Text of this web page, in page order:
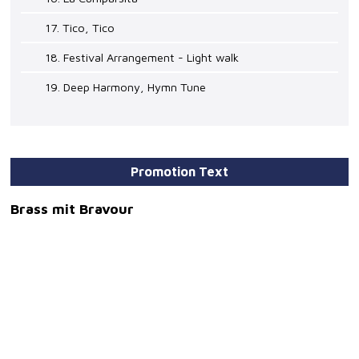
17. Tico, Tico
18. Festival Arrangement - Light walk
19. Deep Harmony, Hymn Tune
Promotion Text
Brass mit Bravour